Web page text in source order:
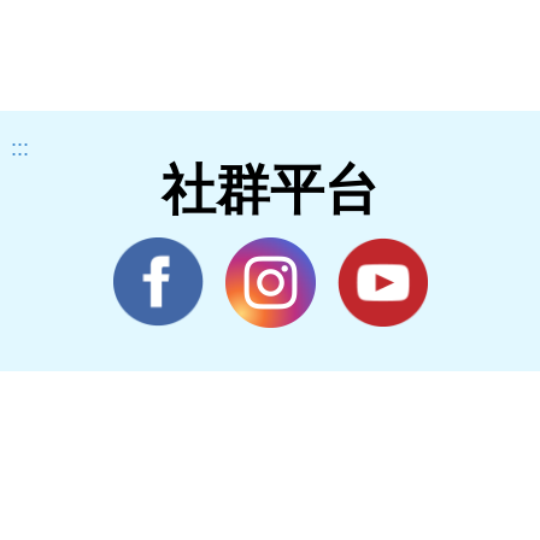
:::
社群平台